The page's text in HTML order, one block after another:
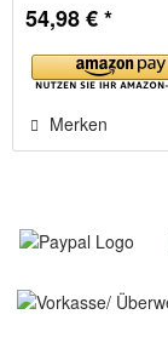
54,98 € *
Merken